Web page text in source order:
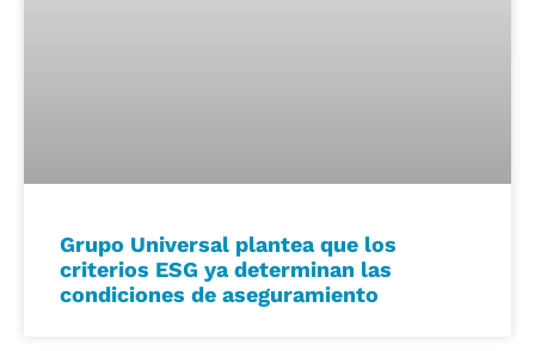
Grupo Universal plantea que los
criterios ESG ya determinan las
condiciones de aseguramiento